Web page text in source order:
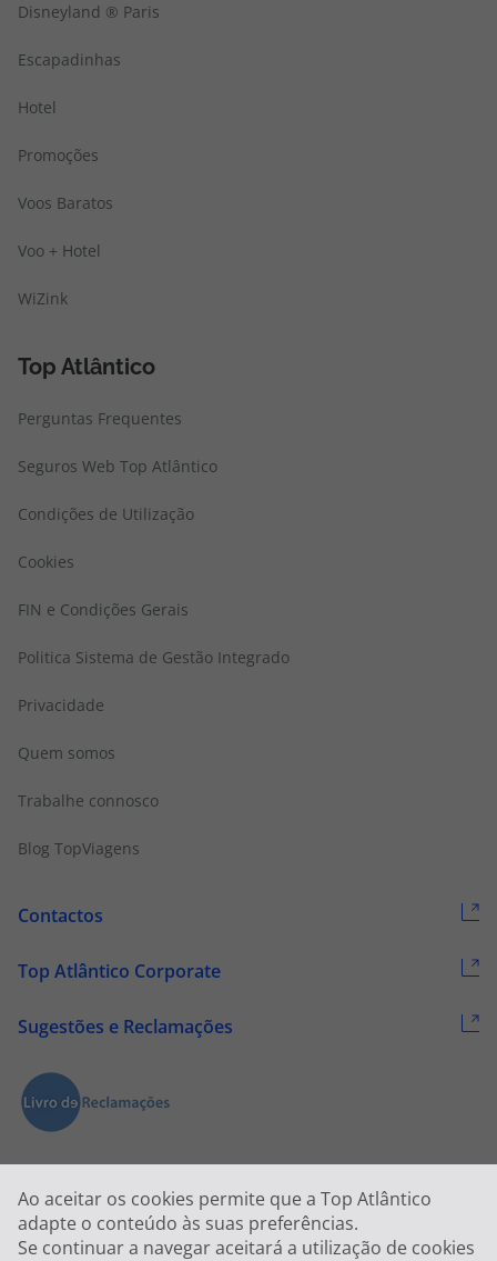
Ao aceitar os cookies permite que a Top Atlântico
adapte o conteúdo às suas preferências.
Se continuar a navegar aceitará a utilização de cookies
Disneyland ® Paris
Escapadinhas
Hotel
Promoções
Voos Baratos
Voo + Hotel
WiZink
Top Atlântico
Perguntas Frequentes
Seguros Web Top Atlântico
Condições de Utilização
Cookies
FIN e Condições Gerais
Politica Sistema de Gestão Integrado
Privacidade
Quem somos
Trabalhe connosco
Blog TopViagens
Contactos
Top Atlântico Corporate
Sugestões e Reclamações